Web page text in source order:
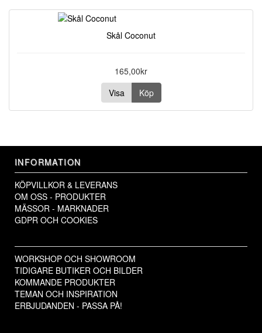
Skål Coconut
165,00kr
Visa
Köp
INFORMATION
KÖPVILLKOR & LEVERANS
OM OSS - PRODUKTER
MÄSSOR - MARKNADER
GDPR OCH COOKIES
WORKSHOP OCH SHOWROOM
TIDIGARE BUTIKER OCH BILDER
KOMMANDE PRODUKTER
TEMAN OCH INSPIRATION
ERBJUDANDEN - PASSA PÅ!